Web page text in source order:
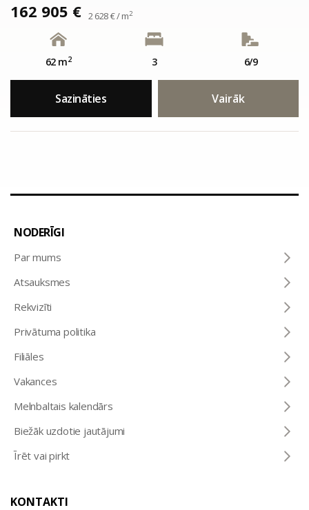
162 905 € 2 628 € / m2
62 m2 3 6/9
Sazināties Vairāk
NODERĪGI
Par mums
Atsauksmes
Rekvizīti
Privātuma politika
Filiāles
Vakances
Melnbaltais kalendārs
Biežāk uzdotie jautājumi
Īrēt vai pirkt
KONTAKTI